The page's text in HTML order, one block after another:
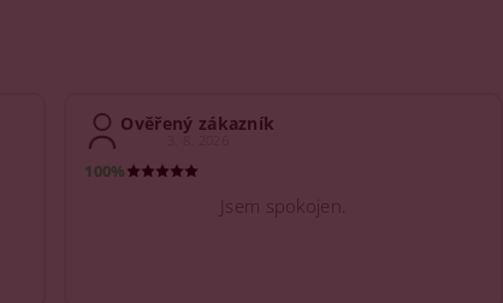
Ověřený zákazník
100%
Jsem spokojen.